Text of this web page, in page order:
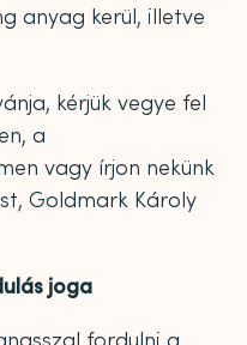
anyag kerül, illetve
kérjük vegye fel
a
vagy írjon nekünk
Goldmark Károly
joga